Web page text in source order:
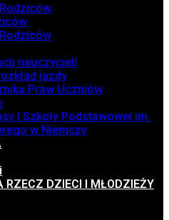
nauczycieli
jazdy
Praw Uczniów
I Szkoły Podstawowej im.
w Niemczy
RZECZ DZIECI I MŁODZIEŻY